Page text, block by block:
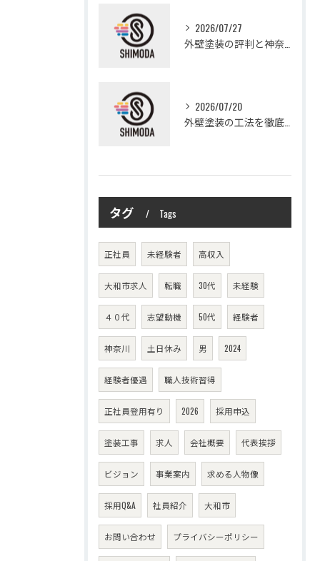
2026/07/27
2026/07/20
タグ Tags
正社員 未経験者 高収入
大和市求人 転職 30代 未経験
４０代 志望動機 50代 経験者
神奈川 土日休み 男 2024
経験者優遇 職人技術習得
正社員登用有り 2026 採用申込
塗装工事 求人 会社概要 代表挨拶
ビジョン 事業案内 求める人物像
採用Q&A 社員紹介 大和市
お問い合わせ プライバシーポリシー